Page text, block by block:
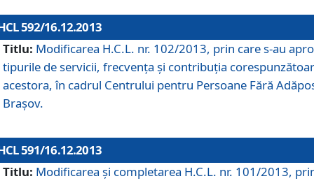
592/16.12.2013
Titlu: Modificarea H.C.L. nr. 102/2013, prin care s-au
tipurile de servicii, frecvenţa şi contribuţia
acestora, în cadrul Centrului pentru Persoane Fără
Braşov.
591/16.12.2013
Titlu: Modificarea şi completarea H.C.L. nr. 101/2013,